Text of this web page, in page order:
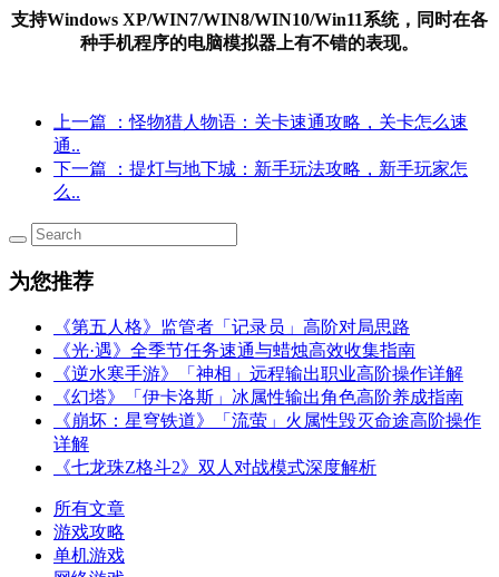
支持Windows XP/WIN7/WIN8/WIN10/Win11系统，同时在各
种手机程序的电脑模拟器上有不错的表现。
上一篇
：怪物猎人物语：关卡速通攻略，关卡怎么速
通..
下一篇
：提灯与地下城：新手玩法攻略，新手玩家怎
么..
为您推荐
《第五人格》监管者「记录员」高阶对局思路
《光·遇》全季节任务速通与蜡烛高效收集指南
《逆水寒手游》「神相」远程输出职业高阶操作详解
《幻塔》「伊卡洛斯」冰属性输出角色高阶养成指南
《崩坏：星穹铁道》「流萤」火属性毁灭命途高阶操作
详解
《七龙珠Z格斗2》双人对战模式深度解析
所有文章
游戏攻略
单机游戏